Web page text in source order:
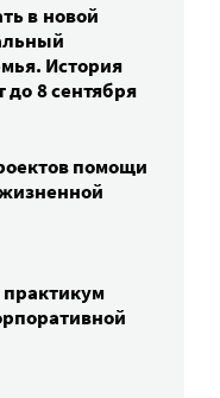
в новой
История
8 сентября
помощи